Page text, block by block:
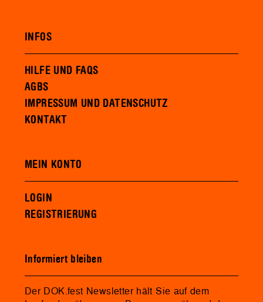
INFOS
HILFE UND FAQS
AGBS
IMPRESSUM UND DATENSCHUTZ
KONTAKT
MEIN KONTO
LOGIN
REGISTRIERUNG
Informiert bleiben
Der DOK.fest Newsletter hält Sie auf dem